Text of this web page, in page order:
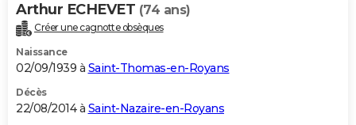
Arthur ECHEVET (74 ans)
Créer une cagnotte obsèques
Naissance
02/09/1939 à Saint-Thomas-en-Royans
Décès
22/08/2014 à Saint-Nazaire-en-Royans